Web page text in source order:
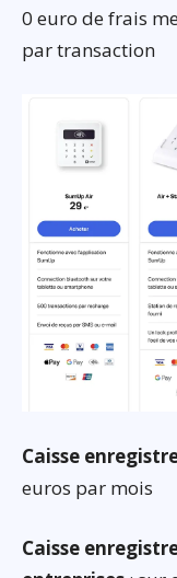
0 euro de frais
par transaction
Caisse
euros par mois
Caisse